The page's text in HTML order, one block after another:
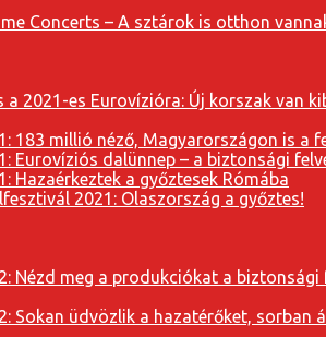
Concerts – A sztárok is otthon
a 2021-es Eurovízióra: Új korszak van
183 millió néző, Magyarországon is a
Eurovíziós dalünnep – a biztonsági
Hazaérkeztek a győztesek Rómába
2021: Olaszország a győztes!
Nézd meg a produkciókat a biztonsági
Sokan üdvözlik a hazatérőket, sorban